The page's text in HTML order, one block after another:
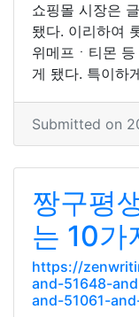
쇼핑몰 시장은
됐다. 이리하여
위메프ㆍ티몬
게 됐다. 특이하
Submitted on
짱구평
는 10가
https://
and-51648-
and-51061-